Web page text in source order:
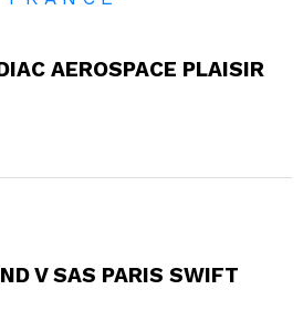
AEROSPACE PLAISIR
V SAS PARIS SWIFT